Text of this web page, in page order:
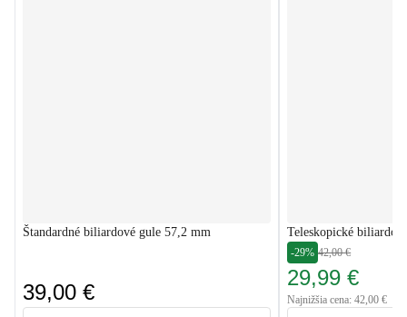
Štandardné biliardové gule 57,2 mm
39,00 €
Teleskopické
-29% 42,00 €
29,99 €
Najnižšia cena: 42,00 €